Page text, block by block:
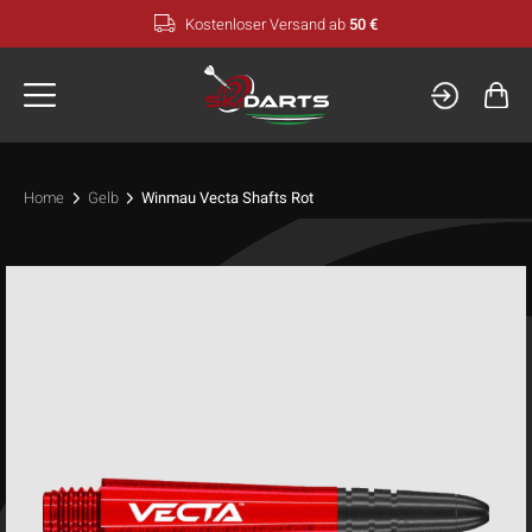
Inhalt
Kostenloser Versand ab 50 €
Home Gelb Winmau Vecta Shafts Rot